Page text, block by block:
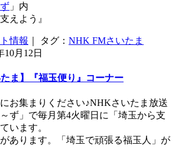
」内
えよう』
情報 ｜ タグ： NHK FMさいたま
10月12日
たま】『福玉便り』コーナー
お集まりください♪NHKさいたま放送
ず」で毎月第4火曜日に「埼玉から支
います。
あります。「埼玉で頑張る福玉人」が